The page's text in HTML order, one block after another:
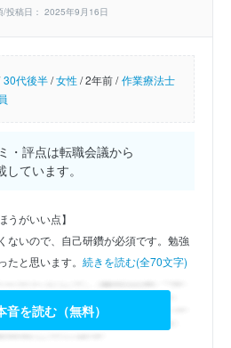
投稿日： 2025年9月16日
30代後半/女性/2年前 / 作業療法士
・評点は転職会議から
しています。
うがいい点】
ないので、自己研鑽が必須です。勉強
と思います。 続きを読む(全70文字)
音を読む（無料）